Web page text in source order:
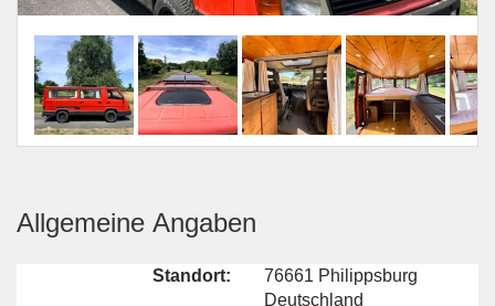
Allgemeine Angaben
Standort:
76661 Philippsburg
Deutschland